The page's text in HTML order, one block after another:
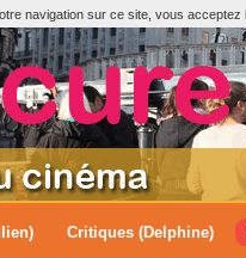
navigation sur ce site, vous acceptez
Critiques (Delphine)